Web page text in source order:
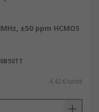
±50 ppm HCMOS
4,42 €/unité